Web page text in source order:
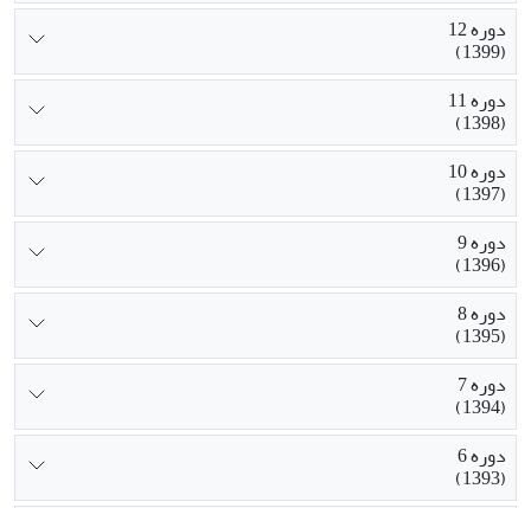
دوره 12
(1399)
دوره 11
(1398)
دوره 10
(1397)
دوره 9
(1396)
دوره 8
(1395)
دوره 7
(1394)
دوره 6
(1393)